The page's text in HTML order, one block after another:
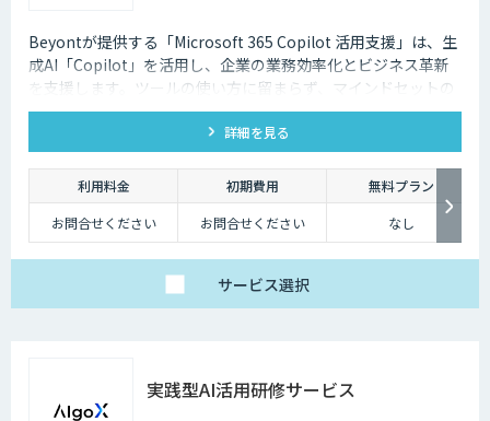
Beyontが提供する「Microsoft 365 Copilot 活用支援」は、生
成AI「Copilot」を活用し、企業の業務効率化とビジネス革新
を支援します。ツールの使い方に留まらず、マインドセットの
育成、企画設計、活用、実装までを一気通貫でサポートしま
詳細を見る
利用料金 初期費用
無料プラン
お問合せください
お問合せください なし
サービス選択
実践型AI活用研修サービス